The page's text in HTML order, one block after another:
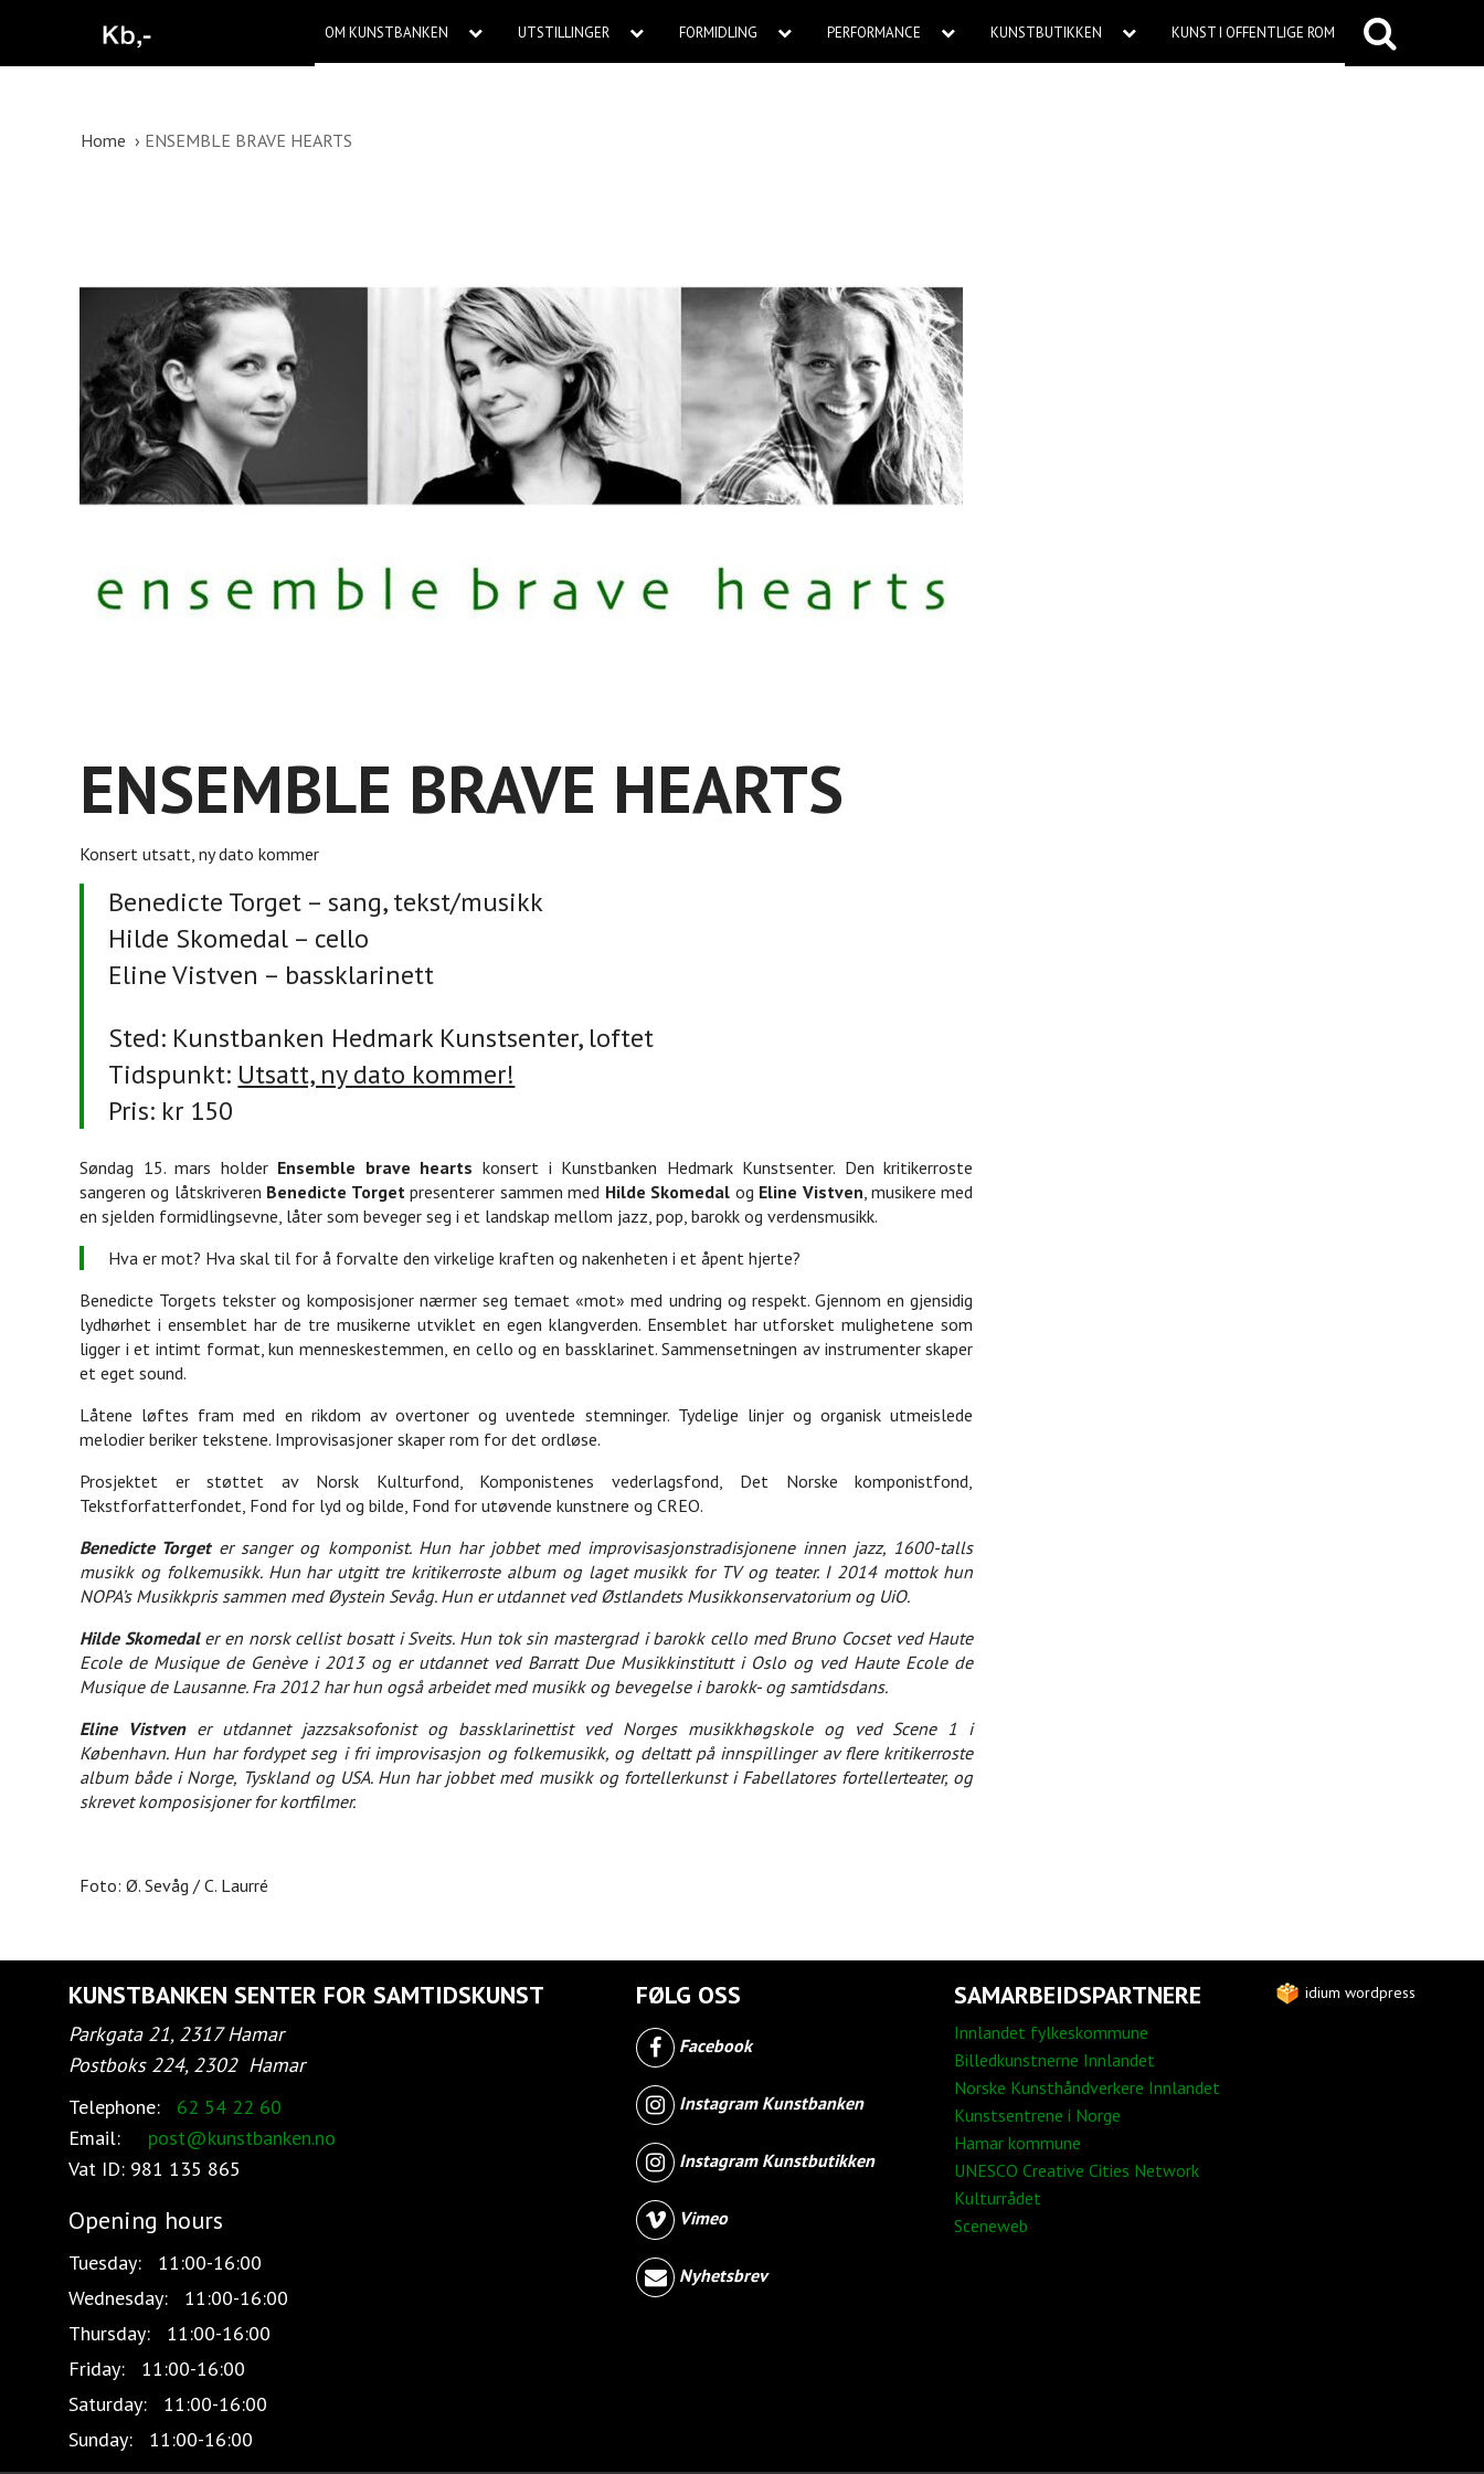
OM KUNSTBANKEN UTSTILLINGER FORMIDLING PERFORMANCE KUNSTBUTIKKEN KUNST I OFFENTLIGE ROM
Home ENSEMBLE BRAVE HEARTS
ENSEMBLE BRAVE HEARTS
Konsert utsatt, ny dato kommer
Benedicte Torget – sang, tekst/musikk
Hilde Skomedal – cello
Eline Vistven – bassklarinett
Sted: Kunstbanken Hedmark Kunstsenter, loftet
Tidspunkt: Utsatt, ny dato kommer!
Pris: kr 150
Søndag 15. mars holder Ensemble brave hearts konsert i Kunstbanken Hedmark Kunstsenter. Den kritikerroste
sangeren og låtskriveren Benedicte Torgetpresenterer sammen med Hilde Skomedal og Eline Vistven, musikere med
en sjelden formidlingsevne, låter som beveger seg i et landskap mellom jazz, pop, barokk og verdensmusikk.
Hva er mot? Hva skal til for å forvalte den virkelige kraften og nakenheten i et åpent hjerte?
Benedicte Torgets tekster og komposisjoner nærmer seg temaet «mot» med undring og respekt. Gjennom en gjensidig
lydhørhet i ensemblet har de tre musikerne utviklet en egen klangverden. Ensemblet har utforsket mulighetene som
ligger i et intimt format, kun menneskestemmen, en cello og en bassklarinet. Sammensetningen av instrumenter skaper
et eget sound.
Låtene løftes fram med en rikdom av overtoner og uventede stemninger. Tydelige linjer og organisk utmeislede
melodier beriker tekstene. Improvisasjoner skaper rom for det ordløse.
Prosjektet er støttet av Norsk Kulturfond, Komponistenes vederlagsfond, Det Norske komponistfond,
Tekstforfatterfondet, Fond for lyd og bilde, Fond for utøvende kunstnere og CREO.
Benedicte Torgeter sanger og komponist. Hun har jobbet med improvisasjonstradisjonene innen jazz, 1600-talls
musikk og folkemusikk. Hun har utgitt tre kritikerroste album og laget musikk for TV og teater. I 2014 mottok hun
NOPA’s Musikkpris sammen med Øystein Sevåg. Hun er utdannet ved Østlandets Musikkonservatorium og UiO.
Hilde Skomedaler en norsk cellist bosatt i Sveits. Hun tok sin mastergrad i barokk cello med Bruno Cocset ved Haute
Ecole de Musique de Genève i 2013 og er utdannet ved Barratt Due Musikkinstitutt i Oslo og ved Haute Ecole de
Musique de Lausanne. Fra 2012 har hun også arbeidet med musikk og bevegelse i barokk- og samtidsdans.
Eline Vistvener utdannet jazzsaksofonist og bassklarinettist ved Norges musikkhøgskole og ved Scene 1 i
København. Hun har fordypet seg i fri improvisasjon og folkemusikk, og deltatt på innspillinger av flere kritikerroste
album både i Norge, Tyskland og USA. Hun har jobbet med musikk og fortellerkunst i Fabellatores fortellerteater, og
skrevet komposisjoner for kortfilmer.
Foto: Ø. Sevåg / C. Laurré
KUNSTBANKEN SENTER FOR SAMTIDSKUNST
Parkgata 21, 2317 Hamar
Postboks 224, 2302 Hamar
Telephone:
62 54 22 60
Email:
post@kunstbanken.no
Vat ID: 981 135 865
Opening hours
Tuesday:
11:00-16:00
Wednesday:
11:00-16:00
Thursday:
11:00-16:00
Friday:
11:00-16:00
Saturday:
11:00-16:00
Sunday:
11:00-16:00
FØLG OSS
Facebook
Instagram Kunstbanken
Instagram Kunstbutikken
Vimeo
Nyhetsbrev
SAMARBEIDSPARTNERE
Innlandet fylkeskommune
Billedkunstnerne Innlandet
Norske Kunsthåndverkere Innlandet
Kunstsentrene i Norge
Hamar kommune
UNESCO Creative Cities Network
Kulturrådet
Sceneweb
idium wordpress